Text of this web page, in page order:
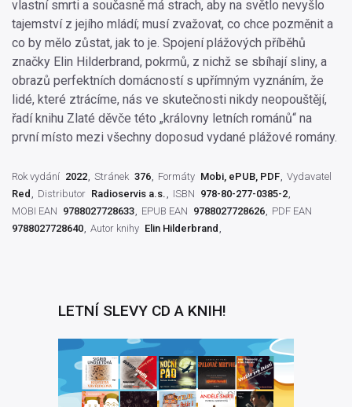
vlastní smrti a současně má strach, aby na světlo nevyšlo
tajemství z jejího mládí; musí zvažovat, co chce pozměnit a
co by mělo zůstat, jak to je. Spojení plážových příběhů
značky Elin Hilderbrand, pokrmů, z nichž se sbíhají sliny, a
obrazů perfektních domácností s upřímným vyznáním, že
lidé, které ztrácíme, nás ve skutečnosti nikdy neopouštějí,
řadí knihu Zlaté děvče této „královny letních románů“ na
první místo mezi všechny doposud vydané plážové romány.
Rok vydání 2022 Stránek 376 Formáty Mobi, ePUB, PDF Vydavatel
Red
Distributor Radioservis a.s. ISBN 978-80-277-0385-2
MOBI EAN 9788027728633 EPUB EAN 9788027728626
PDF EAN
9788027728640 Autor knihy Elin Hilderbrand
LETNÍ SLEVY CD A KNIH!